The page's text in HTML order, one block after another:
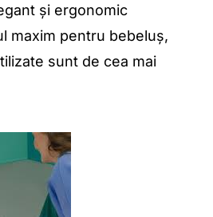
și ergonomic
maxim pentru bebeluș,
sunt de cea mai